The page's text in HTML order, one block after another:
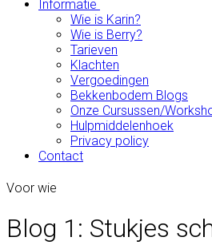
Informatie
Wie is Karin?
Wie is Berry?
Tarieven
Klachten
Vergoedingen
Bekkenbodem Blogs
Onze Cursussen/
Hulpmiddelenhoek
Privacy policy
Contact
Voor wie
Blog 1: Stukjes